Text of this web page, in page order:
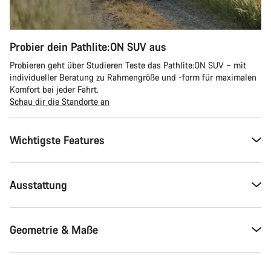
Probier dein Pathlite:ON SUV aus
Probieren geht über Studieren Teste das Pathlite:ON SUV – mit
individueller Beratung zu Rahmengröße und -form für maximalen
Komfort bei jeder Fahrt.
Schau dir die Standorte an
Wichtigste Features
Ausstattung
Geometrie & Maße